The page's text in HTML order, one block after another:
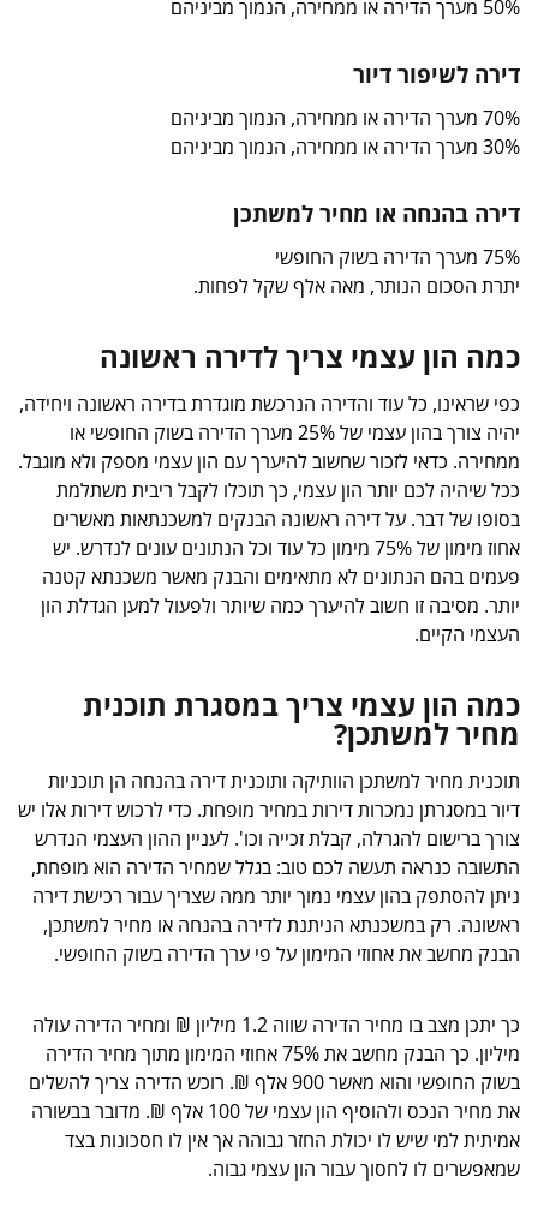
50% מערך הדירה או ממחירה, הנמוך מביניהם
דירה לשיפור דיור
70% מערך הדירה או ממחירה, הנמוך מביניהם
30% מערך הדירה או ממחירה, הנמוך מביניהם
דירה בהנחה או מחיר למשתכן
75% מערך הדירה בשוק החופשי
יתרת הסכום הנותר, מאה אלף שקל לפחות.
כמה הון עצמי צריך לדירה ראשונה
כפי שראינו, כל עוד והדירה הנרכשת מוגדרת בדירה ראשונה ויחידה,
יהיה צורך בהון עצמי של 25% מערך הדירה בשוק החופשי או
ממחירה. כדאי לזכור שחשוב להיערך עם הון עצמי מספק ולא מוגבל.
ככל שיהיה לכם יותר הון עצמי, כך תוכלו לקבל ריבית משתלמת
בסופו של דבר. על דירה ראשונה הבנקים למשכנתאות מאשרים
אחוז מימון של 75% מימון כל עוד וכל הנתונים עונים לנדרש. יש
פעמים בהם הנתונים לא מתאימים והבנק מאשר משכנתא קטנה
יותר. מסיבה זו חשוב להיערך כמה שיותר ולפעול למען הגדלת הון
העצמי הקיים.
כמה הון עצמי צריך במסגרת תוכנית
מחיר למשתכן?
תוכנית מחיר למשתכן הוותיקה ותוכנית דירה בהנחה הן תוכניות
דיור במסגרתן נמכרות דירות במחיר מופחת. כדי לרכוש דירות אלו יש
צורך ברישום להגרלה, קבלת זכייה וכו'. לעניין ההון העצמי הנדרש
התשובה כנראה תעשה לכם טוב: בגלל שמחיר הדירה הוא מופחת,
ניתן להסתפק בהון עצמי נמוך יותר ממה שצריך עבור רכישת דירה
ראשונה. רק במשכנתא הניתנת לדירה בהנחה או מחיר למשתכן,
הבנק מחשב את אחוזי המימון על פי ערך הדירה בשוק החופשי.
כך יתכן מצב בו מחיר הדירה שווה 1.2 מיליון ₪ ומחיר הדירה עולה
מיליון. כך הבנק מחשב את 75% אחוזי המימון מתוך מחיר הדירה
בשוק החופשי והוא מאשר 900 אלף ₪. רוכש הדירה צריך להשלים
את מחיר הנכס ולהוסיף הון עצמי של 100 אלף ₪. מדובר בבשורה
אמיתית למי שיש לו יכולת החזר גבוהה אך אין לו חסכונות בצד
שמאפשרים לו לחסוך עבור הון עצמי גבוה.